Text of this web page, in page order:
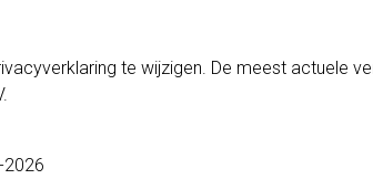
te wijzigen. De meest actuele
2026